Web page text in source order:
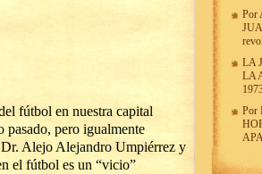
fútbol en nuestra capital
pasado, pero igualmente
Dr. Alejo Alejandro Umpiérrez y
el fútbol es un “vicio”
Por
LA
LA
Por